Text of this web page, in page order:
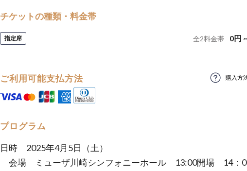
チケットの種類・料金帯
指定席 全2料金帯 0円 ~
ご利用可能支払方法 購入方
プログラム
日時 2025年4月5日（土）
会場 ミューザ川崎シンフォニーホール 13:00開場 14：